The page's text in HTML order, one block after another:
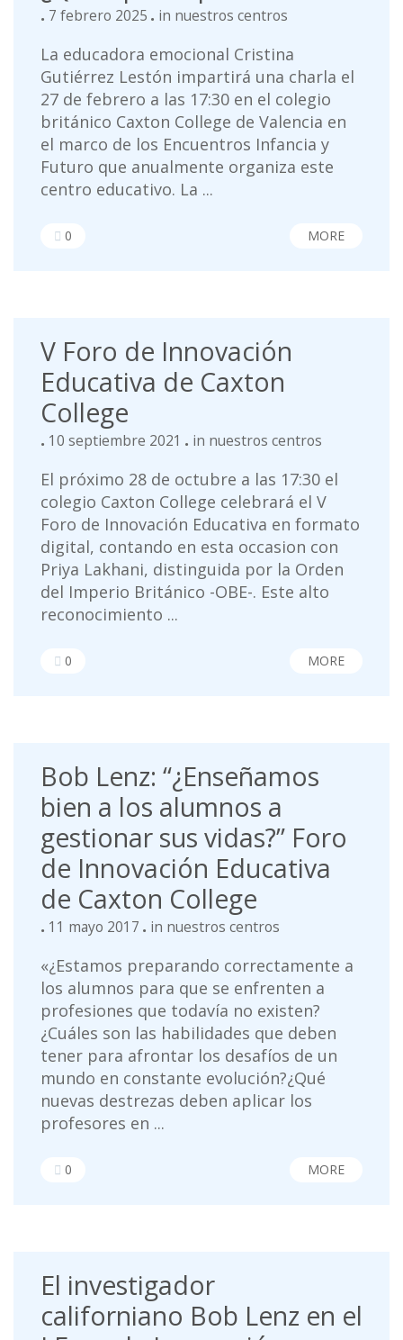
7 febrero 2025 in nuestros centros
La educadora emocional Cristina
Gutiérrez Lestón impartirá una charla el
27 de febrero a las 17:30 en el colegio
británico Caxton College de Valencia en
el marco de los Encuentros Infancia y
Futuro que anualmente organiza este
centro educativo. La ...
0 MORE
V Foro de Innovación
Educativa de Caxton
College
10 septiembre 2021 in nuestros centros
El próximo 28 de octubre a las 17:30 el
colegio Caxton College celebrará el V
Foro de Innovación Educativa en formato
digital, contando en esta occasion con
Priya Lakhani, distinguida por la Orden
del Imperio Británico -OBE-. Este alto
reconocimiento ...
0 MORE
Bob Lenz: “¿Enseñamos
bien a los alumnos a
gestionar sus vidas?” Foro
de Innovación Educativa
de Caxton College
11 mayo 2017 in nuestros centros
«¿Estamos preparando correctamente a
los alumnos para que se enfrenten a
profesiones que todavía no existen?
¿Cuáles son las habilidades que deben
tener para afrontar los desafíos de un
mundo en constante evolución?¿Qué
nuevas destrezas deben aplicar los
profesores en ...
0 MORE
El investigador
californiano Bob Lenz en el